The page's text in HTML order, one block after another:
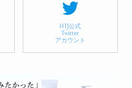
HTJ公式
Twitter
アカウント